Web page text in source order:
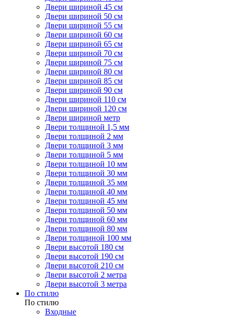
Двери шириной 45 см
Двери шириной 50 см
Двери шириной 55 см
Двери шириной 60 см
Двери шириной 65 см
Двери шириной 70 см
Двери шириной 75 см
Двери шириной 80 см
Двери шириной 85 см
Двери шириной 90 см
Двери шириной 110 см
Двери шириной 120 см
Двери шириной метр
Двери толщиной 1,5 мм
Двери толщиной 2 мм
Двери толщиной 3 мм
Двери толщиной 5 мм
Двери толщиной 10 мм
Двери толщиной 30 мм
Двери толщиной 35 мм
Двери толщиной 40 мм
Двери толщиной 45 мм
Двери толщиной 50 мм
Двери толщиной 60 мм
Двери толщиной 80 мм
Двери толщиной 100 мм
Двери высотой 180 см
Двери высотой 190 см
Двери высотой 210 см
Двери высотой 2 метра
Двери высотой 3 метра
По стилю
По стилю
Входные